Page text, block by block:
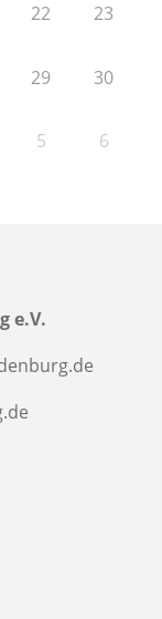
22 23
29 30
5 6
e.V.